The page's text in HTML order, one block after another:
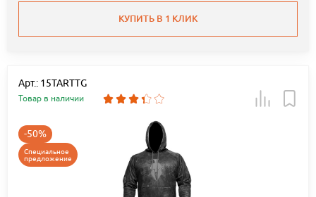
КУПИТЬ В 1 КЛИК
Арт.: 15TARTTG
Товар в наличии
-50%
Специальное
предложение